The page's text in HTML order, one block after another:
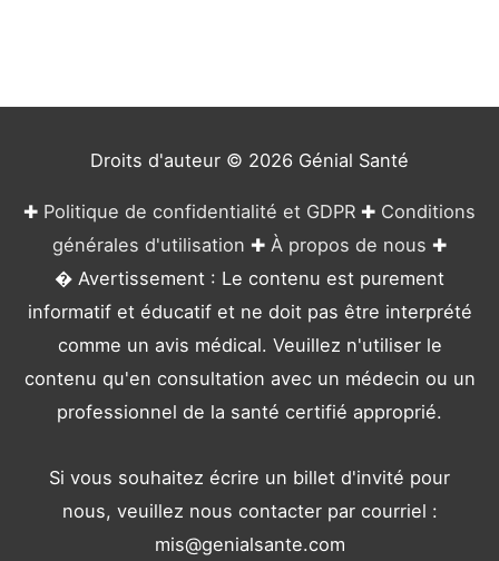
Droits d'auteur © 2026 Génial Santé
✚ Politique de confidentialité et GDPR ✚ Conditions
générales d'utilisation ✚ À propos de nous ✚
� Avertissement : Le contenu est purement
informatif et éducatif et ne doit pas être interprété
comme un avis médical. Veuillez n'utiliser le
contenu qu'en consultation avec un médecin ou un
professionnel de la santé certifié approprié.
Si vous souhaitez écrire un billet d'invité pour
nous, veuillez nous contacter par courriel :
mis@genialsante.com